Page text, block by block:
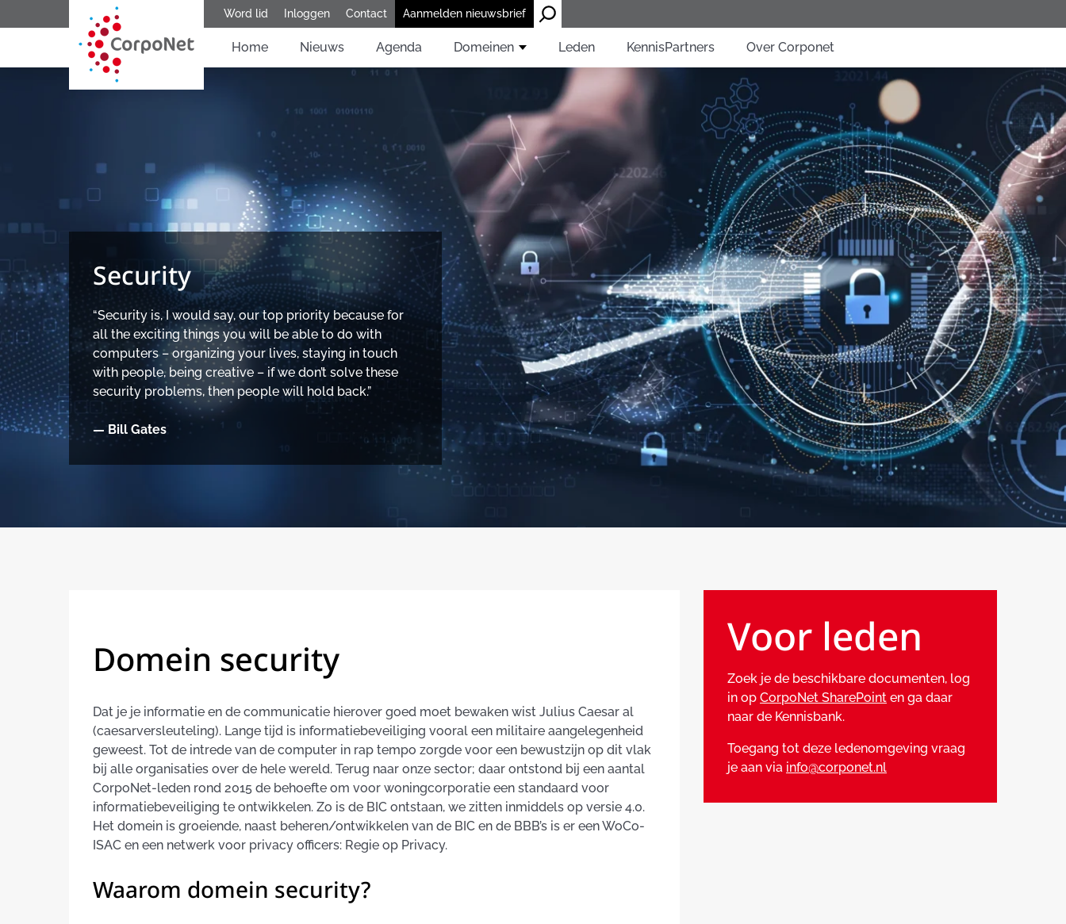
Word lid Inloggen Contact Aanmelden nieuwsbrief
Home Nieuws Agenda Domeinen Leden KennisPartners Over Corponet
Security
“Security is, I would say, our top priority because for
all the exciting things you will be able to do with
computers – organizing your lives, staying in touch
with people, being creative – if we don’t solve these
security problems, then people will hold back.”
— Bill Gates
Domein security
Dat je je informatie en de communicatie hierover goed moet bewaken wist Julius Caesar al
(caesarversleuteling). Lange tijd is informatiebeveiliging vooral een militaire aangelegenheid
geweest. Tot de intrede van de computer in rap tempo zorgde voor een bewustzijn op dit vlak
bij alle organisaties over de hele wereld. Terug naar onze sector; daar ontstond bij een aantal
CorpoNet-leden rond 2015 de behoefte om voor woningcorporatie een standaard voor
informatiebeveiliging te ontwikkelen. Zo is de BIC ontstaan, we zitten inmiddels op versie 4.0.
Het domein is groeiende, naast beheren/ontwikkelen van de BIC en de BBB’s is er een WoCo-
ISAC en een netwerk voor privacy officers: Regie op Privacy.
Waarom domein security?
Voor leden
Zoek je de beschikbare documenten, log
in op CorpoNet SharePointen ga daar
naar de Kennisbank.
Toegang tot deze ledenomgeving vraag
je aan via info@corponet.nl